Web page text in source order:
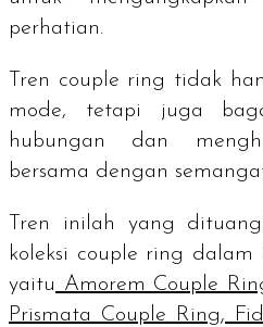
perhatian.
Tren couple ring tidak
mode, tetapi juga
hubungan dan
bersama dengan
Tren inilah yang
koleksi couple ring dalam
yaitu Amorem Couple
Prismata Couple Ring,